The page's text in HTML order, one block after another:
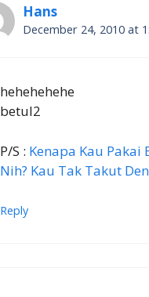
Hans
December 24, 2010 at
hehehehehe
betul2
P/S : Kenapa Kau
Nih? Kau Tak Takut
Reply